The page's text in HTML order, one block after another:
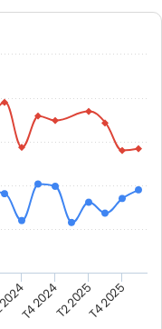
T4 2024T2 2025T4 2025